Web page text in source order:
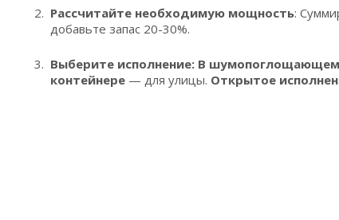
Рассчитайте необходимую мощность:
добавьте запас 20-30%.
Выберите исполнение: В
контейнере— для улицы. Открытое